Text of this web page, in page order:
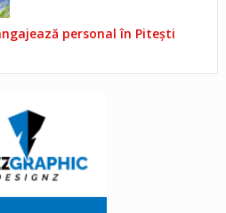
personal în Pitești